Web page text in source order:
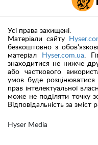
Hyser Media
Усі права захищені.
Матеріали сайту
безкоштовно з
матеріал
Hyser.com.ua.
знаходитися не нижче
або часткового
умов буде
прав інтелектуальної
може не поділяти точку
Відповідальність за